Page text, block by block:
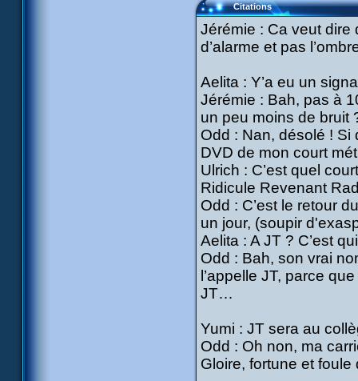
Citations
Jérémie : Ca veut dire
d’alarme et pas
Aelita : Y’a eu un
Jérémie : Bah, pas à
un peu moins de bruit
Odd : Nan, désolé ! Si
DVD de mon court
Ulrich : C’est quel
Ridicule Revenant
Odd : C’est le retour
un jour, (soupir
Aelita : A JT ? C’est
Odd : Bah, son vrai
l’appelle JT, parce
JT…
Yumi : JT sera au
Odd : Oh non, ma
Gloire, fortune et